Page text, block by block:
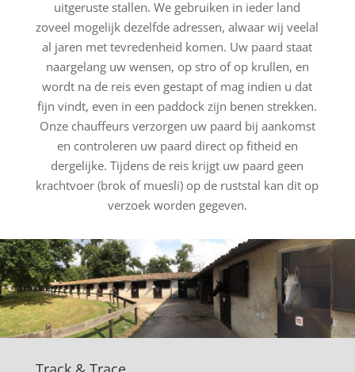
uitgeruste stallen. We gebruiken in ieder land
zoveel mogelijk dezelfde adressen, alwaar wij veelal
al jaren met tevredenheid komen. Uw paard staat
naargelang uw wensen, op stro of op krullen, en
wordt na de reis even gestapt of mag indien u dat
fijn vindt, even in een paddock zijn benen strekken.
Onze chauffeurs verzorgen uw paard bij aankomst
en controleren uw paard direct op fitheid en
dergelijke. Tijdens de reis krijgt uw paard geen
krachtvoer (brok of muesli) op de ruststal kan dit op
verzoek worden gegeven.